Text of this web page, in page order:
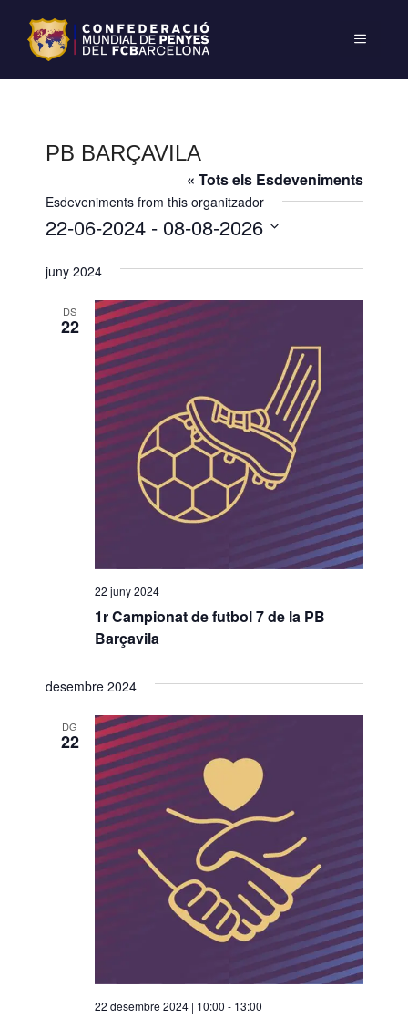
PB BARÇAVILA
« Tots els Esdeveniments
Esdeveniments from this organitzador
22-06-2024 - 08-08-2026
e
juny 2024
DS
22
1r Campionat de futbol 7 de la PB
Barçavila
22 juny 2024
desembre 2024
DG
22
22 desembre 2024 | 10:00 - 13:00